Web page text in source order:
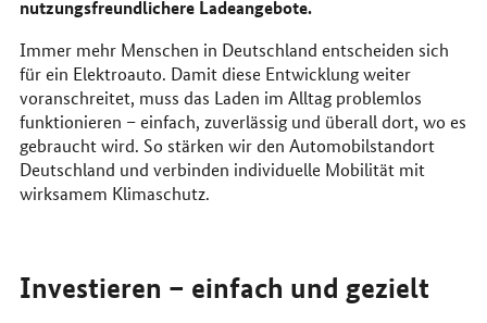
nutzungsfreundlichere Ladeangebote.
Immer mehr Menschen in Deutschland entscheiden sich
für ein Elektroauto. Damit diese Entwicklung weiter
voranschreitet, muss das Laden im Alltag problemlos
funktionieren – einfach, zuverlässig und überall dort, wo es
gebraucht wird. So stärken wir den Automobilstandort
Deutschland und verbinden individuelle Mobilität mit
wirksamem Klimaschutz.
Investieren – einfach und gezielt